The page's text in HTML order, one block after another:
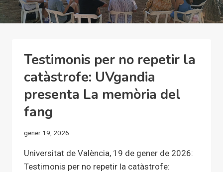
Testimonis per no repetir la
catàstrofe: UVgandia
presenta La memòria del
fang
gener 19, 2026
Universitat de València, 19 de gener de 2026:
Testimonis per no repetir la catàstrofe: